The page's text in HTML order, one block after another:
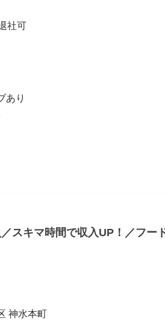
社可
あり
スキマ時間で収入UP！／フー
神水本町